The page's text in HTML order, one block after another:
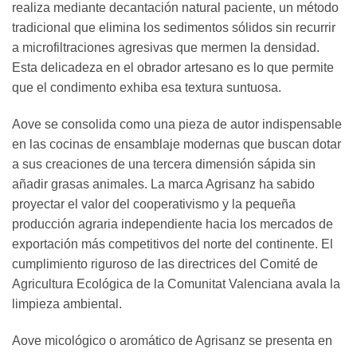
realiza mediante decantación natural paciente, un método
tradicional que elimina los sedimentos sólidos sin recurrir
a microfiltraciones agresivas que mermen la densidad.
Esta delicadeza en el obrador artesano es lo que permite
que el condimento exhiba esa textura suntuosa.
Aove se consolida como una pieza de autor indispensable
en las cocinas de ensamblaje modernas que buscan dotar
a sus creaciones de una tercera dimensión sápida sin
añadir grasas animales. La marca Agrisanz ha sabido
proyectar el valor del cooperativismo y la pequeña
producción agraria independiente hacia los mercados de
exportación más competitivos del norte del continente. El
cumplimiento riguroso de las directrices del Comité de
Agricultura Ecológica de la Comunitat Valenciana avala la
limpieza ambiental.
Aove micológico o aromático de Agrisanz se presenta en